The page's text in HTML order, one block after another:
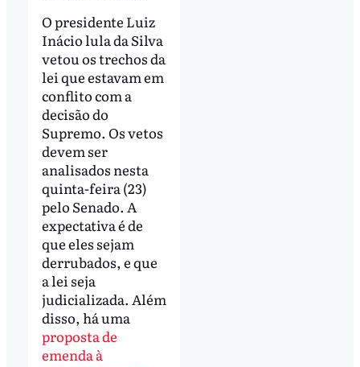
O presidente Luiz
Inácio lula da Silva
vetou os trechos da
lei que estavam em
conflito com a
decisão do
Supremo. Os vetos
devem ser
analisados nesta
quinta-feira (23)
pelo Senado. A
expectativa é de
que eles sejam
derrubados, e que
a lei seja
judicializada. Além
disso, há uma
proposta de
emenda à